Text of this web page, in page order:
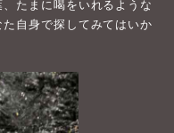
たまに喝をいれるような
自身で探してみてはいか